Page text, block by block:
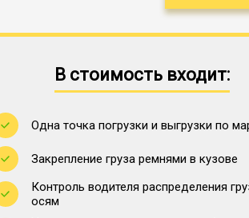
В стоимость входит:
Одна точка погрузки и выгрузки по
Закрепление груза ремнями в кузове
Контроль водителя распределения
осям